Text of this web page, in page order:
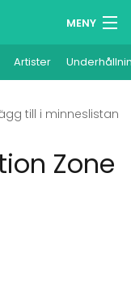
MENY
Artister
till i minneslistan
Zone